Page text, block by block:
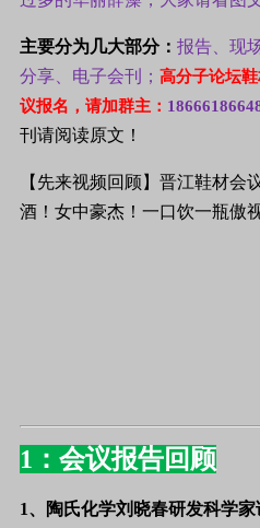
主要分为几大部分： 报告、现
分享、电子会刊； 高分子论坛
议报名，请加群主：
刊请阅读原文！
【先来视频回顾】晋江鞋材会
酒！女中豪杰！一口饮一瓶傲
1：会议报告回顾
1、陶氏化学刘晓春研发科学家